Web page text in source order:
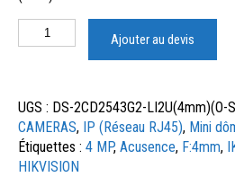
Ajouter au devis
UGS : DS-2CD2543G2-LI2U(4mm)(O-
CAMERAS, IP (Réseau RJ45), Mini
Étiquettes : 4 MP, Acusence, F:4mm,
HIKVISION